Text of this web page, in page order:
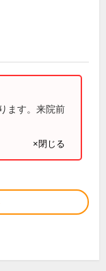
ます。来院前
×閉じる